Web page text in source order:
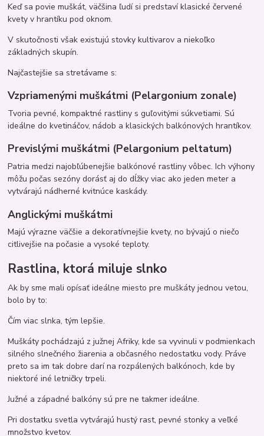
Keď sa povie muškát, väčšina ľudí si predstaví klasické červené
kvety v hrantíku pod oknom.
V skutočnosti však existujú stovky kultivarov a niekoľko
základných skupín.
Najčastejšie sa stretávame s:
Vzpriamenými muškátmi (Pelargonium zonale)
Tvoria pevné, kompaktné rastliny s guľovitými súkvetiami. Sú
ideálne do kvetináčov, nádob a klasických balkónových hrantíkov.
Previslými muškátmi (Pelargonium peltatum)
Patria medzi najobľúbenejšie balkónové rastliny vôbec. Ich výhony
môžu počas sezóny dorásť aj do dĺžky viac ako jeden meter a
vytvárajú nádherné kvitnúce kaskády.
Anglickými muškátmi
Majú výrazne väčšie a dekoratívnejšie kvety, no bývajú o niečo
citlivejšie na počasie a vysoké teploty.
Rastlina, ktorá miluje slnko
Ak by sme mali opísať ideálne miesto pre muškáty jednou vetou,
bolo by to:
Čím viac slnka, tým lepšie.
Muškáty pochádzajú z južnej Afriky, kde sa vyvinuli v podmienkach
silného slnečného žiarenia a občasného nedostatku vody. Práve
preto sa im tak dobre darí na rozpálených balkónoch, kde by
niektoré iné letničky trpeli.
Južné a západné balkóny sú pre ne takmer ideálne.
Pri dostatku svetla vytvárajú hustý rast, pevné stonky a veľké
množstvo kvetov.